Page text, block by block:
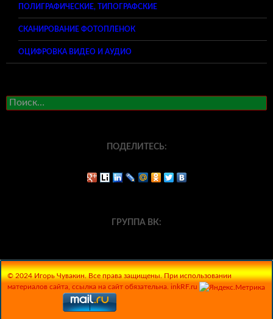
ПОЛИГРАФИЧЕСКИЕ, ТИПОГРАФСКИЕ
СКАНИРОВАНИЕ ФОТОПЛЕНОК
ОЦИФРОВКА ВИДЕО И АУДИО
Найти:
ПОДЕЛИТЕСЬ:
ГРУППА ВК:
© 2024 Игорь Чувакин. Все права защищены. При использовании
материалов сайта, ссылка на сайт обязательна. inkRF.ru